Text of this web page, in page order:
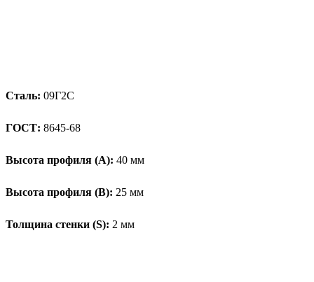
Сталь: 09Г2С
ГОСТ: 8645-68
Высота профиля (А): 40 мм
Высота профиля (B): 25 мм
Толщина стенки (S): 2 мм